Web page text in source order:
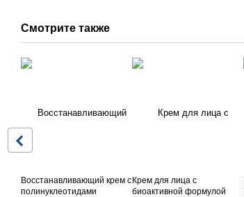
Смотрите также
Восстанавливающий крем с
полинуклеотидами
Крем для лица с
биоактивной формулой